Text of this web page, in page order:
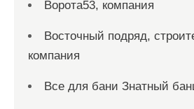
Ворота53, компания
Восточный подряд,
компания
Все для бани Знатный